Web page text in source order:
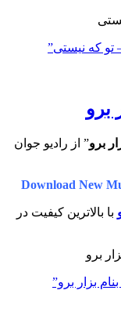
– تو که‌ نیستی”
برو
برو” از رادیو جوان
Download New
با بالاترین کیفیت در
بزار برو”